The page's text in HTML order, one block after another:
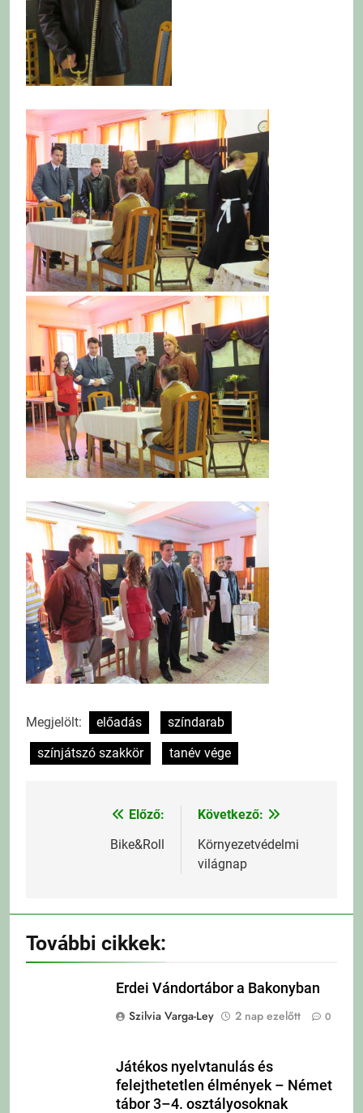
Megjelölt: előadás
színdarab
színjátszó szakkör
tanév vége
Bejegyzés
navigáció
Előző:
Bike&Roll
Következő:
Környezetvédelmi
világnap
További cikkek:
Erdei Vándortábor a Bakonyban
Szilvia Varga-Ley
2 nap ezelőtt 0
Játékos nyelvtanulás és
felejthetetlen élmények – Német
tábor 3–4. osztályosoknak